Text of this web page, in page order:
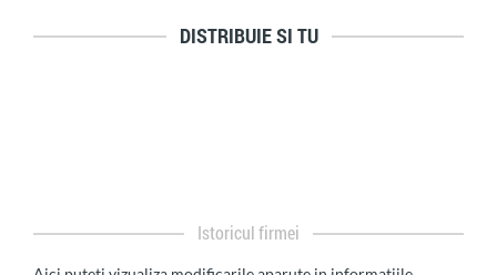
DISTRIBUIE SI TU
Istoricul firmei